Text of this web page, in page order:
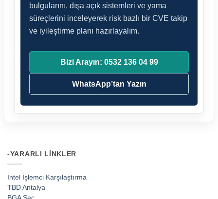
bulgularını, dışa açık sistemleri ve yama
süreçlerini inceleyerek risk bazlı bir CVE takip
ve iyileştirme planı hazırlayalım.
Bizi Arayın: 0532 136 04 99
WhatsApp’tan Yazın
-YARARLI LINKLER
İntel İşlemci Karşılaştırma
TBD Antalya